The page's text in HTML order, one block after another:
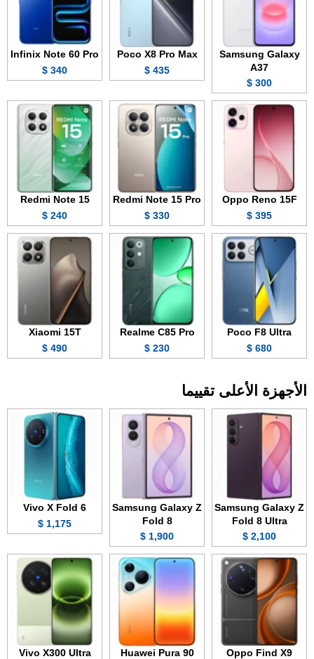
Samsung Galaxy
A37
300 $
Poco X8 Pro Max
435 $
Infinix Note 60 Pro
340 $
Oppo Reno 15F
395 $
Redmi Note 15 Pro
330 $
Redmi Note 15
240 $
Poco F8 Ultra
680 $
Realme C85 Pro
230 $
Xiaomi 15T
490 $
الأجهزة الأعلى تقييما
Samsung Galaxy Z
Fold 8 Ultra
2,100 $
Samsung Galaxy Z
Fold 8
1,900 $
Vivo X Fold 6
1,175 $
Oppo Find X9
Huawei Pura 90
Vivo X300 Ultra